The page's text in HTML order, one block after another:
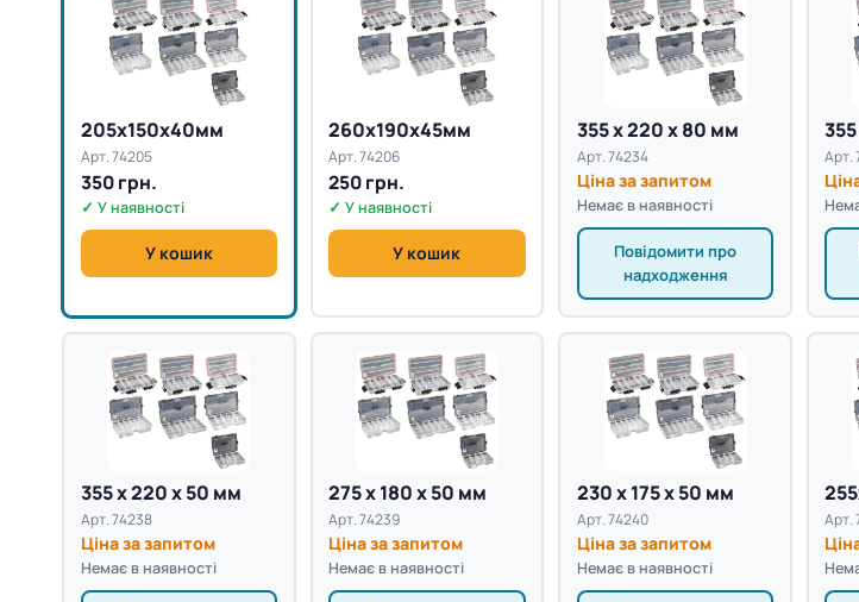
205x150x40мм
Арт. 74205
350 грн.
✓ У наявності
У кошик
260x190x45мм
Арт. 74206
250 грн.
✓ У наявності
У кошик
355 х 220 х 80 мм
Арт. 74234
Ціна за запитом
Немає в наявності
Повідомити про
надходження
Арт.
355 х 220 х 50 мм
Арт. 74238
Ціна за запитом
Немає в наявності
275 х 180 х 50 мм
Арт. 74239
Ціна за запитом
Немає в наявності
230 х 175 х 50 мм
Арт. 74240
Ціна за запитом
Немає в наявності
Арт.